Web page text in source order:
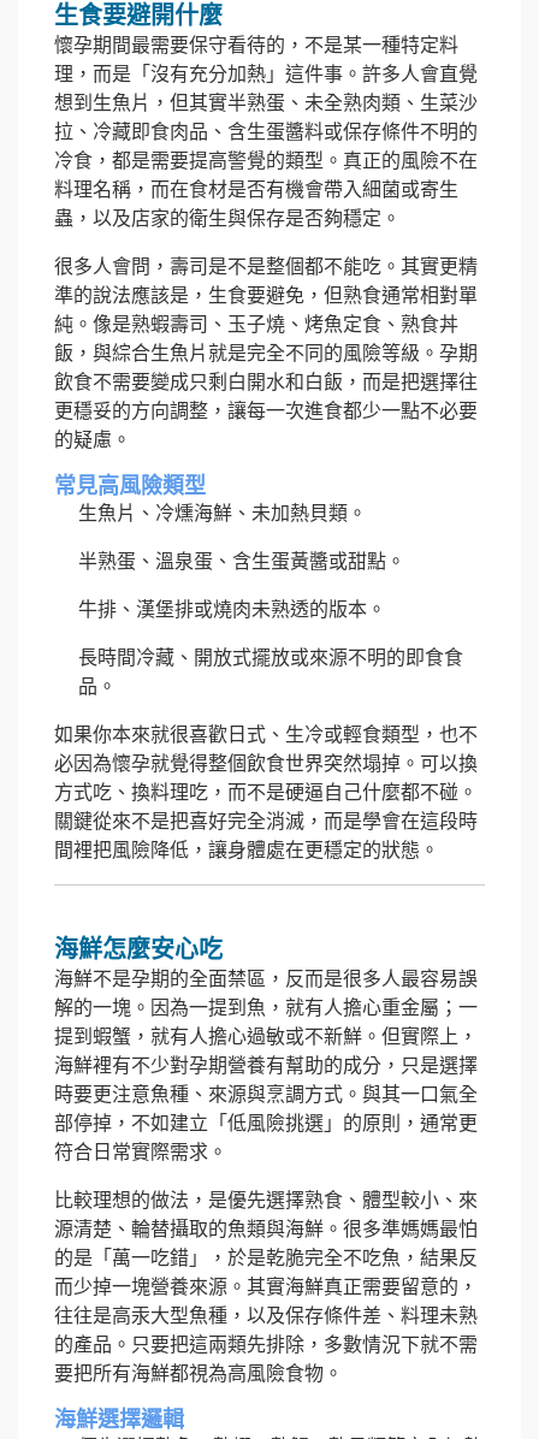
生食要避開什麼
懷孕期間最需要保守看待的，不是某一種特定料
理，而是「沒有充分加熱」這件事。許多人會直覺
想到生魚片，但其實半熟蛋、未全熟肉類、生菜沙
拉、冷藏即食肉品、含生蛋醬料或保存條件不明的
冷食，都是需要提高警覺的類型。真正的風險不在
料理名稱，而在食材是否有機會帶入細菌或寄生
蟲，以及店家的衛生與保存是否夠穩定。
很多人會問，壽司是不是整個都不能吃。其實更精
準的說法應該是，生食要避免，但熟食通常相對單
純。像是熟蝦壽司、玉子燒、烤魚定食、熟食丼
飯，與綜合生魚片就是完全不同的風險等級。孕期
飲食不需要變成只剩白開水和白飯，而是把選擇往
更穩妥的方向調整，讓每一次進食都少一點不必要
的疑慮。
常見高風險類型
生魚片、冷燻海鮮、未加熱貝類。
半熟蛋、溫泉蛋、含生蛋黃醬或甜點。
牛排、漢堡排或燒肉未熟透的版本。
長時間冷藏、開放式擺放或來源不明的即食食
品。
如果你本來就很喜歡日式、生冷或輕食類型，也不
必因為懷孕就覺得整個飲食世界突然塌掉。可以換
方式吃、換料理吃，而不是硬逼自己什麼都不碰。
關鍵從來不是把喜好完全消滅，而是學會在這段時
間裡把風險降低，讓身體處在更穩定的狀態。
海鮮怎麼安心吃
海鮮不是孕期的全面禁區，反而是很多人最容易誤
解的一塊。因為一提到魚，就有人擔心重金屬；一
提到蝦蟹，就有人擔心過敏或不新鮮。但實際上，
海鮮裡有不少對孕期營養有幫助的成分，只是選擇
時要更注意魚種、來源與烹調方式。與其一口氣全
部停掉，不如建立「低風險挑選」的原則，通常更
符合日常實際需求。
比較理想的做法，是優先選擇熟食、體型較小、來
源清楚、輪替攝取的魚類與海鮮。很多準媽媽最怕
的是「萬一吃錯」，於是乾脆完全不吃魚，結果反
而少掉一塊營養來源。其實海鮮真正需要留意的，
往往是高汞大型魚種，以及保存條件差、料理未熟
的產品。只要把這兩類先排除，多數情況下就不需
要把所有海鮮都視為高風險食物。
海鮮選擇邏輯